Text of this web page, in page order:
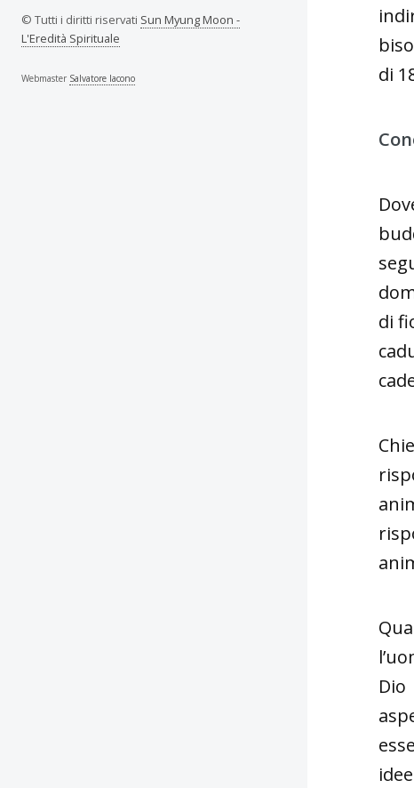
di
di
© Tutti i diritti riservati Sun Myung Moon -
L'Eredità Spirituale
Webmaster Salvatore Iacono